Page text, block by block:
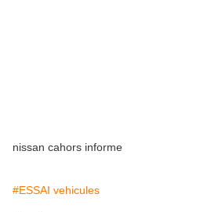
nissan cahors informe
#ESSAI vehicules